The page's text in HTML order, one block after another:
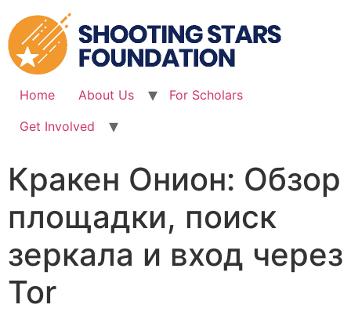
to
content
Home About Us
For Scholars
Get Involved
Кракен Онион: Обзор
площадки, поиск
зеркала и вход через
Tor